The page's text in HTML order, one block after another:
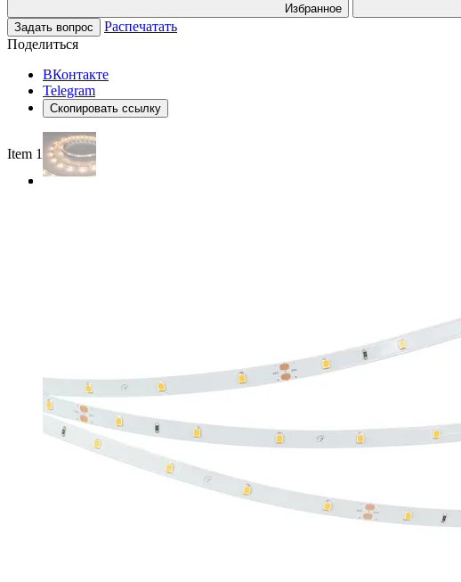
Избранное
Задать вопрос
Распечатать
Поделиться
ВКонтакте
Telegram
Скопировать ссылку
Item 1 of 3